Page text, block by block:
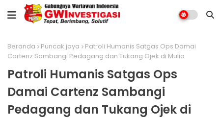
Beranda Puncak jaya
Patroli Humanis Satgas Ops Damai
Cartenz Sambangi Pedagang dan Tukang Ojek di Mulia
Patroli Humanis Satgas Ops
Damai Cartenz Sambangi
Pedagang dan Tukang Ojek di